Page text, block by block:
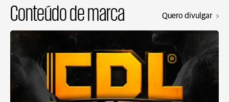
Conteúdo de marca Quero divulgar